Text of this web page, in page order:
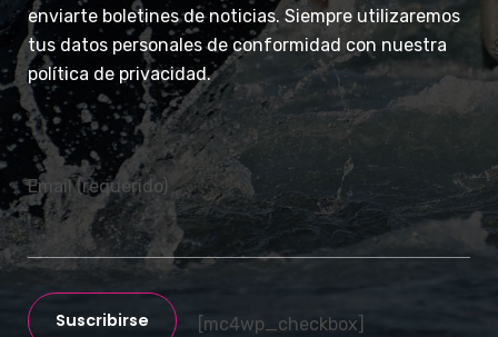
enviarte boletines de noticias. Siempre utilizaremos
tus datos personales de conformidad con nuestra
política de privacidad.
Email (requerido)
Suscribirse [mc4wp_checkbox]